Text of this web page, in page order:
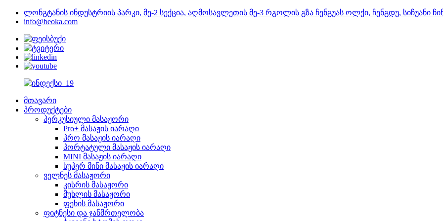
ლონგტანის ინდუსტრიის პარკი, მე-2 სექცია, აღმოსავლეთის მე-3 რგოლის გზა ჩენგუას ოლქი, ჩენგდუ, სიჩუანი
info@beoka.com
მთავარი
პროდუქტები
პერკუსიული მასაჟორი
Pro+ მასაჟის იარაღი
პრო მასაჟის იარაღი
პორტატული მასაჟის იარაღი
MINI მასაჟის იარაღი
სუპერ მინი მასაჟის იარაღი
ველნეს მასაჟორი
კისრის მასაჟორი
მუხლის მასაჟორი
ფეხის მასაჟორი
ფიტნესი და ჯანმრთელობა